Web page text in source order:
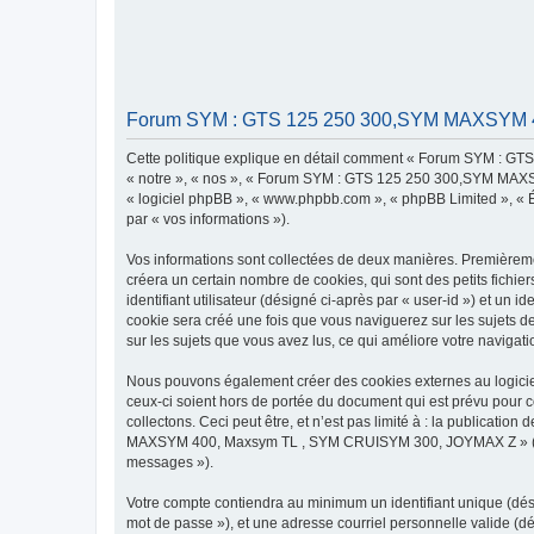
Forum SYM : GTS 125 250 300,SYM
Cette politique explique en détail comment « Forum SYM :
« notre », « nos », « Forum SYM : GTS 125 250 300,SYM
« logiciel phpBB », « www.phpbb.com », « phpBB Limited »,
par « vos informations »).
Vos informations sont collectées de deux manières.
créera un certain nombre de cookies, qui sont des petits
identifiant utilisateur (désigné ci-après par « user-id ») et un
cookie sera créé une fois que vous naviguerez sur les sujets
sur les sujets que vous avez lus, ce qui améliore votre
Nous pouvons également créer des cookies externes au
ceux-ci soient hors de portée du document qui est prévu pour
collectons. Ceci peut être, et n’est pas limité à : la publication
MAXSYM 400, Maxsym TL , SYM CRUISYM 300, JOYMAX Z
messages »).
Votre compte contiendra au minimum un identifiant unique
mot de passe »), et une adresse courriel personnelle valide